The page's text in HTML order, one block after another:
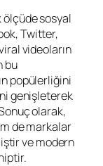
ölçüde sosyal
Twitter,
videoların
bu
popülerliğini
genişleterek
olarak,
de markalar
ve modern